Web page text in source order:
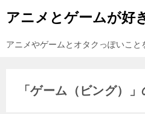
アニメとゲームが好
アニメやゲームとオタクっぽいこと
「ゲーム（ビング）